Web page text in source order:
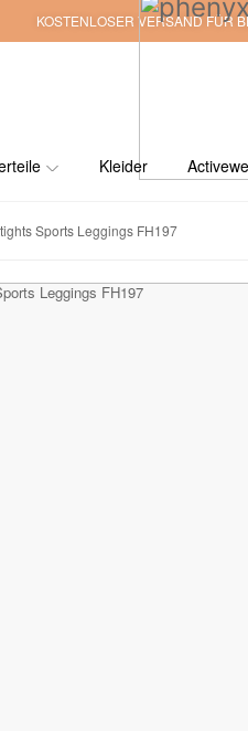
KOSTENLOSER VERSAND FÜR
Kleider
Sports Leggings FH197